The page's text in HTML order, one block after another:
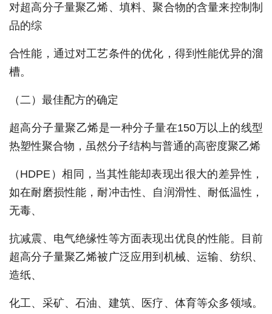
对超高分子量聚乙烯、填料、聚合物的含量来控制制
品的综
合性能，通过对工艺条件的优化，得到性能优异的溜
槽。
（二）最佳配方的确定
超高分子量聚乙烯是一种分子量在150万以上的线型
热塑性聚合物，虽然分子结构与普通的高密度聚乙烯
（HDPE）相同，当其性能却表现出很大的差异性，
如在耐磨损性能，耐冲击性、自润滑性、耐低温性，
无毒、
抗减震、电气绝缘性等方面表现出优良的性能。目前
超高分子量聚乙烯被广泛应用到机械、运输、纺织、
造纸、
化工、采矿、石油、建筑、医疗、体育等众多领域。